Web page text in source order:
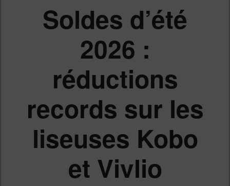
principal
secondaireSoldes d’été
2026 :
réductions
records sur les
liseuses Kobo
et Vivlio